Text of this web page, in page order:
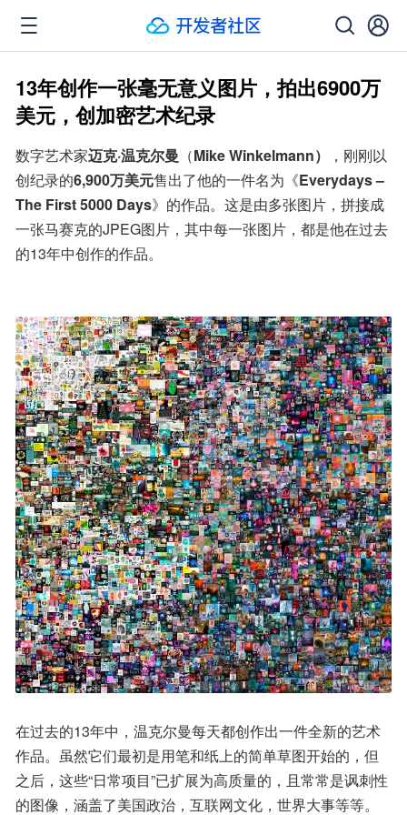
13年创作一张毫无意义图片，拍出6900万
美元，创加密艺术纪录
数字艺术家迈克·温克尔曼 （Mike Winkelmann）
，刚刚以
创纪录的6,900万美元售出了他的一件名为《Everydays –
The First 5000 Days》的作品。这是由多张图片，拼接成
一张马赛克的JPEG图片，其中每一张图片，都是他在过去
的13年中创作的作品。
在过去的13年中，温克尔曼每天都创作出一件全新的艺术
作品。虽然它们最初是用笔和纸上的简单草图开始的，但
之后，这些“日常项目”已扩展为高质量的，且常常是讽刺性
的图像，涵盖了美国政治，互联网文化，世界大事等等。